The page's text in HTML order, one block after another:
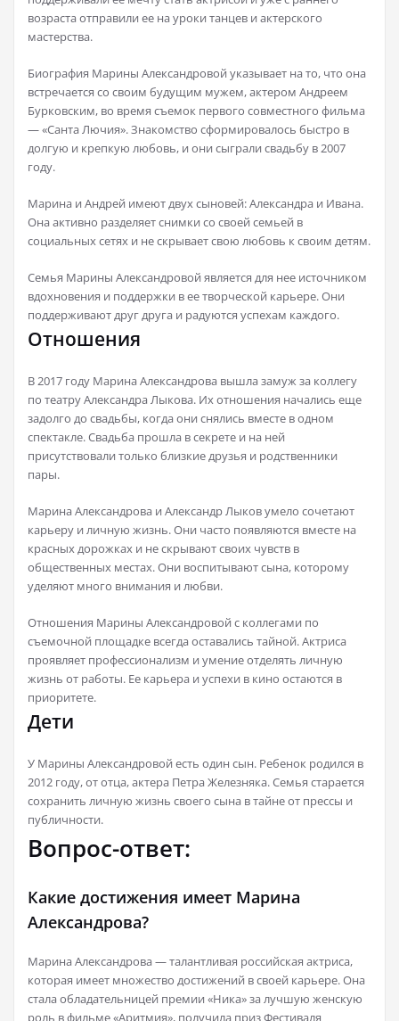
возраста отправили ее на уроки танцев и актерского
мастерства.
Биография Марины Александровой указывает на то, что она
встречается со своим будущим мужем, актером Андреем
Бурковским, во время съемок первого совместного фильма
— «Санта Лючия». Знакомство сформировалось быстро в
долгую и крепкую любовь, и они сыграли свадьбу в 2007
году.
Марина и Андрей имеют двух сыновей: Александра и Ивана.
Она активно разделяет снимки со своей семьей в
социальных сетях и не скрывает свою любовь к своим детям.
Семья Марины Александровой является для нее источником
вдохновения и поддержки в ее творческой карьере. Они
поддерживают друг друга и радуются успехам каждого.
Отношения
В 2017 году Марина Александрова вышла замуж за коллегу
по театру Александра Лыкова. Их отношения начались еще
задолго до свадьбы, когда они снялись вместе в одном
спектакле. Свадьба прошла в секрете и на ней
присутствовали только близкие друзья и родственники
пары.
Марина Александрова и Александр Лыков умело сочетают
карьеру и личную жизнь. Они часто появляются вместе на
красных дорожках и не скрывают своих чувств в
общественных местах. Они воспитывают сына, которому
уделяют много внимания и любви.
Отношения Марины Александровой с коллегами по
съемочной площадке всегда оставались тайной. Актриса
проявляет профессионализм и умение отделять личную
жизнь от работы. Ее карьера и успехи в кино остаются в
приоритете.
Дети
У Марины Александровой есть один сын. Ребенок родился в
2012 году, от отца, актера Петра Железняка. Семья старается
сохранить личную жизнь своего сына в тайне от прессы и
публичности.
Вопрос-ответ:
Какие достижения имеет Марина
Александрова?
Марина Александрова — талантливая российская актриса,
которая имеет множество достижений в своей карьере. Она
стала обладательницей премии «Ника» за лучшую женскую
роль в фильме «Аритмия», получила приз Фестиваля